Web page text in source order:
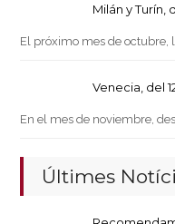
Milán y Turín,
El próximo mes de octubre,
Venecia, del
En el mes de noviembre,
Últimes